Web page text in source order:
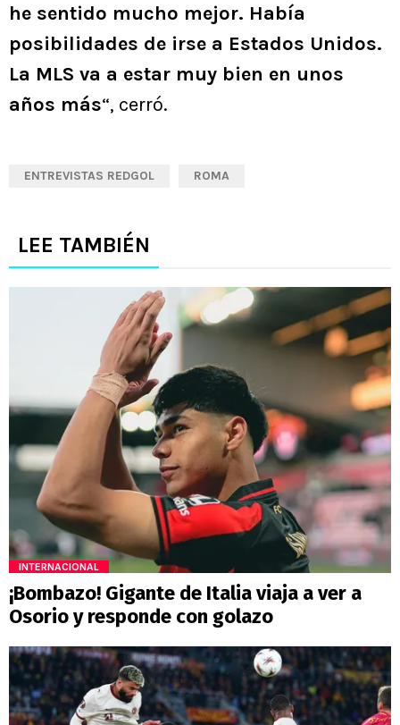
he sentido mucho mejor. Había
posibilidades de irse a Estados Unidos.
La MLS va a estar muy bien en unos
años más“, cerró.
ENTREVISTAS REDGOL ROMA
LEE TAMBIÉN
INTERNACIONAL
¡Bombazo! Gigante de Italia viaja a ver a
Osorio y responde con golazo